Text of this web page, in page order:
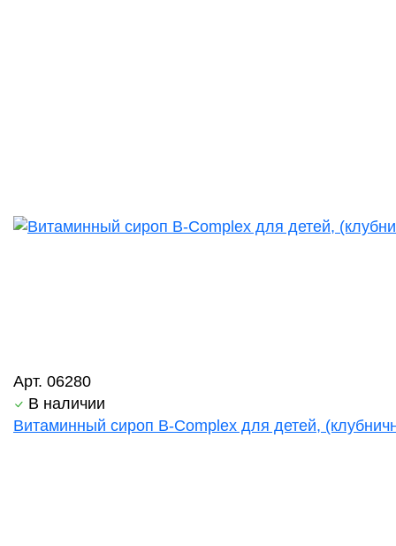
Арт. 06280
В наличии
Витаминный сироп B-Complex для детей,